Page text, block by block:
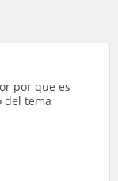
por que es
del tema